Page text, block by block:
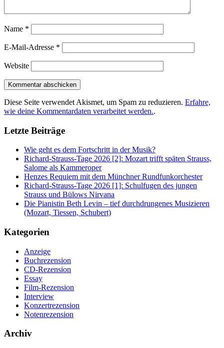
Name *
E-Mail-Adresse *
Website
Diese Seite verwendet Akismet, um Spam zu reduzieren. Erfahre,
wie deine Kommentardaten verarbeitet werden..
Letzte Beiträge
Wie geht es dem Fortschritt in der Musik?
Richard-Strauss-Tage 2026 [2]: Mozart trifft späten Strauss,
Salome als Kammeroper
Henzes Requiem mit dem Münchner Rundfunkorchester
Richard-Strauss-Tage 2026 [1]: Schulfugen des jungen
Strauss und Bülows Nirvana
Die Pianistin Beth Levin – tief durchdrungenes Musizieren
(Mozart, Tiessen, Schubert)
Kategorien
Anzeige
Buchrezension
CD-Rezension
Essay
Film-Rezension
Interview
Konzertrezension
Notenrezension
Archiv